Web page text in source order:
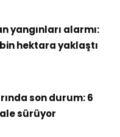
yangınları alarmı:
hektara yaklaştı
son durum: 6
sürüyor